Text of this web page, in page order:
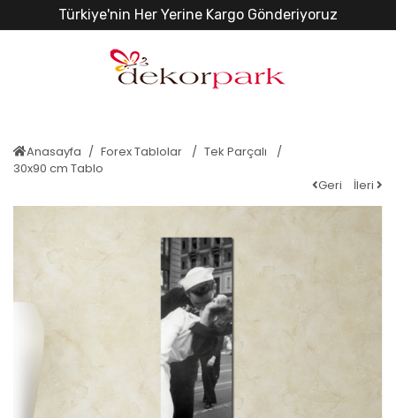
Türkiye'nin Her Yerine Kargo Gönderiyoruz
Anasayfa Forex Tablolar
Tek Parçalı
30x90 cm Tablo
Geri
İleri